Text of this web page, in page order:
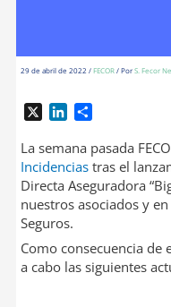
29 de abril de 2022 /FECOR/ PorS. Fecor
X
L
n
k
e
d
I
C
m
p
a
r
r
La semana pasada
Incidenciastras el
Directa Aseguradora
nuestros asociados y
Seguros.
Como consecuencia de
a cabo las siguientes